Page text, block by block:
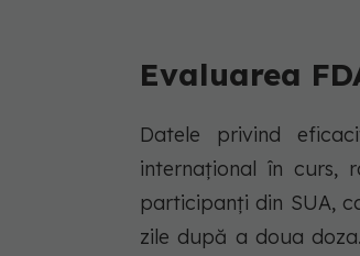
Evaluarea
Datele privind
internațional în curs,
participanți din SUA,
zile după a doua